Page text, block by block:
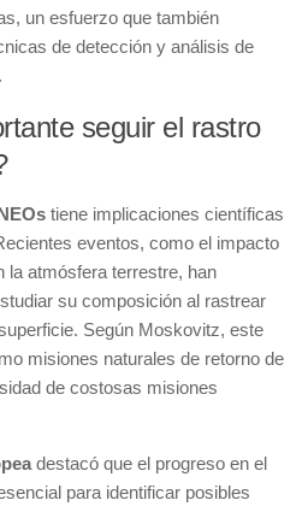
un esfuerzo que también
de detección y análisis de
seguir el rastro
tiene implicaciones científicas
eventos, como el impacto
la atmósfera terrestre, han
su composición al rastrear
Según Moskovitz, este
misiones naturales de retorno de
de costosas misiones
destacó que el progreso en el
para identificar posibles